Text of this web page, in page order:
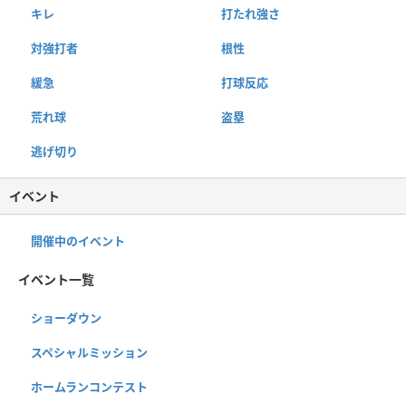
キレ 打たれ強さ
対強打者 根性
緩急 打球反応
荒れ球 盗塁
逃げ切り
イベント
開催中のイベント
イベント一覧
ショーダウン
スペシャルミッション
ホームランコンテスト